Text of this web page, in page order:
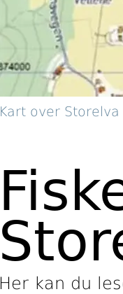
Kart over Storelva
Her kan du